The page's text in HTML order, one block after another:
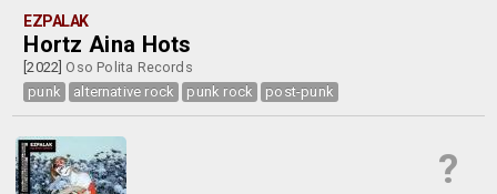
EZPALAK
Hortz Aina Hots
[2022] Oso Polita Records
punk
alternative rock punk rock post-punk
?